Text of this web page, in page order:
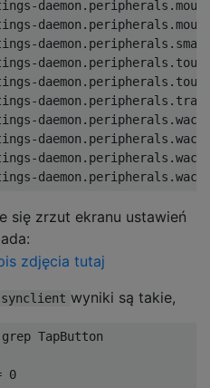
się zrzut ekranu ustawień
synclient wyniki są takie,
TapButton
0